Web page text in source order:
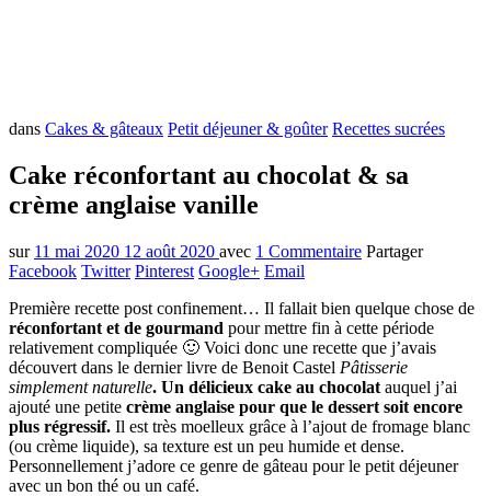
dans Cakes & gâteaux Petit déjeuner & goûter Recettes sucrées
Cake réconfortant au chocolat & sa
crème anglaise vanille
sur 11 mai 2020 12 août 2020 avec 1 Commentaire Partager
Facebook Twitter Pinterest Google+ Email
Première recette post confinement… Il fallait bien quelque chose de
réconfortant et de gourmand pour mettre fin à cette période
relativement compliquée 🙂 Voici donc une recette que j’avais
découvert dans le dernier livre de Benoit Castel Pâtisserie
simplement naturelle. Un délicieux cake au chocolat auquel j’ai
ajouté une petite crème anglaise pour que le dessert soit encore
plus régressif. Il est très moelleux grâce à l’ajout de fromage blanc
(ou crème liquide), sa texture est un peu humide et dense.
Personnellement j’adore ce genre de gâteau pour le petit déjeuner
avec un bon thé ou un café.